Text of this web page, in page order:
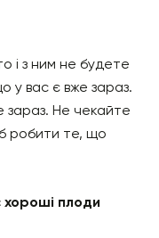
і з ним не будете
у вас є вже зараз.
Не чекайте
робити те, що
хороші плоди